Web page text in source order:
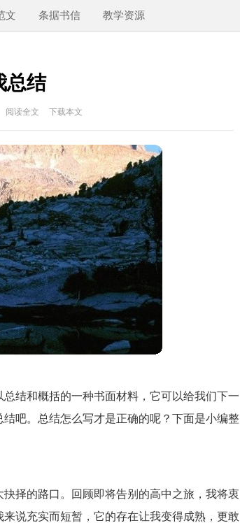
文 条据书信 教学资源
总结
阅读全文 下载本文
结和概括的一种书面材料，它可以给我们下一
吧。总结怎么写才是正确的呢？下面是小编整
择的路口。回顾即将告别的高中之旅，我将衷
说充实而短暂，它的存在让我变得成熟，更敢